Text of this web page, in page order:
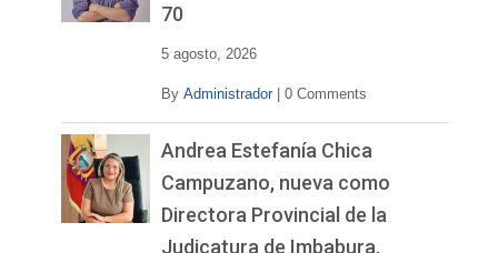
70
5 agosto, 2026
By Administrador 0 Comments
Andrea Estefanía Chica
Campuzano, nueva como
Directora Provincial de la
Judicatura de Imbabura,